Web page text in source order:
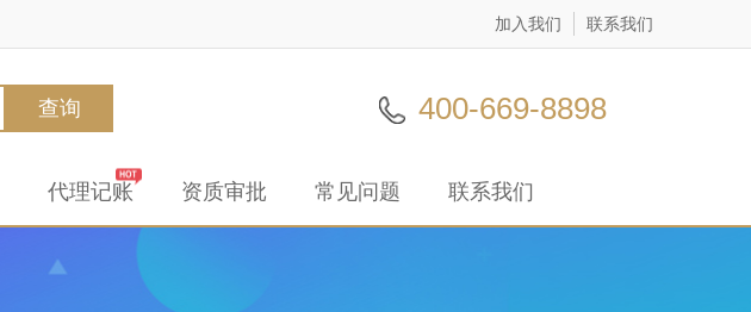
加入我们 联系我们
400-669-8898
查询
代理记账 资质审批 常见问题 联系我们